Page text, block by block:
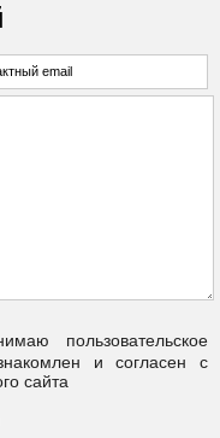
пользовательское
и согласен с
сайта